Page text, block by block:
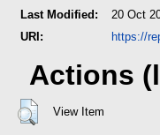
Last Modified:
20 Oct
URI:
https://
Actions
View Item